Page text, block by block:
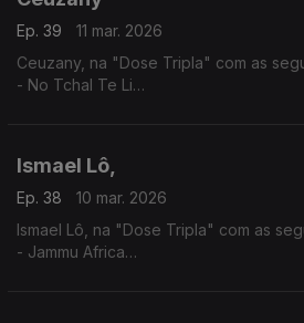
Ep. 39
11 mar. 2026
Ceuzany, na "Dose Tripla" com as
- No Tchal Te Li
Ismael Lô,
Ep. 38
10 mar. 2026
Ismael Lô, na "Dose Tripla" com as
- Jammu Africa